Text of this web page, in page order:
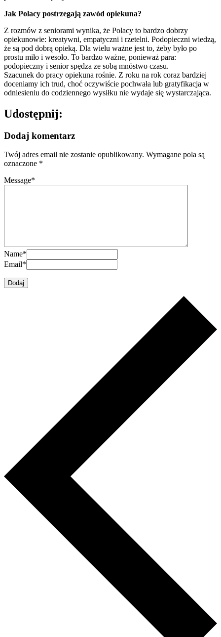
Jak Polacy postrzegają zawód opiekuna?
Z rozmów z seniorami wynika, że Polacy to bardzo dobrzy
opiekunowie: kreatywni, empatyczni i rzetelni. Podopieczni wiedzą,
że są pod dobrą opieką. Dla wielu ważne jest to, żeby było po
prostu miło i wesoło. To bardzo ważne, ponieważ para:
podopieczny i senior spędza ze sobą mnóstwo czasu.
Szacunek do pracy opiekuna rośnie. Z roku na rok coraz bardziej
doceniamy ich trud, choć oczywiście pochwała lub gratyfikacja w
odniesieniu do codziennego wysiłku nie wydaje się wystarczająca.
Udostępnij:
Dodaj komentarz
Twój adres email nie zostanie opublikowany. Wymagane pola są
oznaczone *
Message*
Name*
Email*